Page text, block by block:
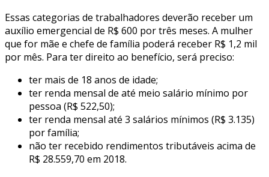
Essas categorias de trabalhadores deverão receber um
auxílio emergencial de R$ 600 por três meses. A mulher
que for mãe e chefe de família poderá receber R$ 1,2 mil
por mês. Para ter direito ao benefício, será preciso:
ter mais de 18 anos de idade;
ter renda mensal de até meio salário mínimo por
pessoa (R$ 522,50);
ter renda mensal até 3 salários mínimos (R$ 3.135)
por família;
não ter recebido rendimentos tributáveis acima de
R$ 28.559,70 em 2018.